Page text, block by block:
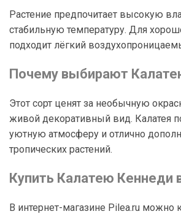
Растение предпочитает высокую
стабильную температуру. Для
подходит лёгкий
Почему выбирают
Этот сорт ценят за необычную
живой декоративный вид. Калатея
уютную атмосферу и отлично
тропических растений.
Купить Калатею Кеннеди
В интернет-магазине Pilea.ru можно